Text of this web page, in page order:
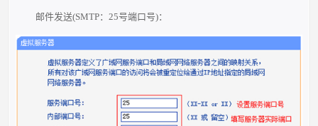
邮件发送(SMTP：25号端口号)：